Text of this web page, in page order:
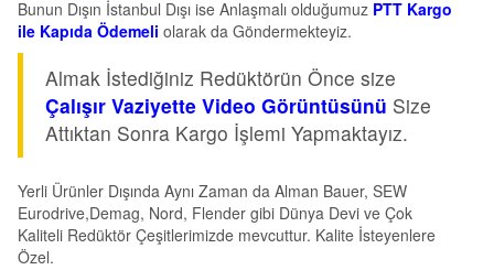
Bunun Dışın İstanbul Dışı ise Anlaşmalı olduğumuz PTT Kargo
ile Kapıda Ödemeli olarak da Göndermekteyiz.
Almak İstediğiniz Redüktörün Önce size
Çalışır Vaziyette Video Görüntüsünü Size
Attıktan Sonra Kargo İşlemi Yapmaktayız.
Yerli Ürünler Dışında Aynı Zaman da Alman Bauer, SEW
Eurodrive,Demag, Nord, Flender gibi Dünya Devi ve Çok
Kaliteli Redüktör Çeşitlerimizde mevcuttur. Kalite İsteyenlere
Özel.